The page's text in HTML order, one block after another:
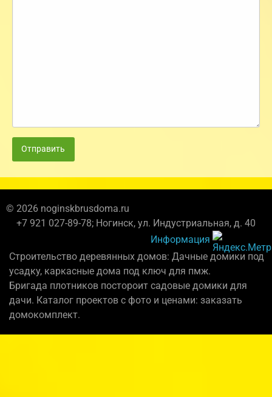
Отправить
© 2026 noginskbrusdoma.ru
+7 921 027-89-78; Ногинск, ул. Индустриальная, д. 40
Информация
Строительство деревянных домов: Дачные домики под
усадку, каркасные дома под ключ для пмж.
Бригада плотников постороит садовые домики для
дачи. Каталог проектов с фото и ценами: заказать
домокомплект.